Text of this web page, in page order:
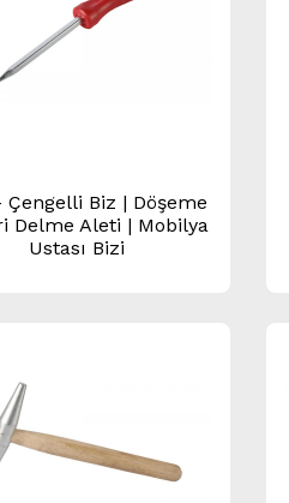
Çengelli Biz | Döşeme
Delme Aleti | Mobilya
Ustası Bizi